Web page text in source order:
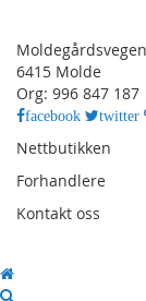
BMW 7-
BMW X1
BMW X1
BMW X2
BMW X3
BMW X3
6415 Molde
Org: 996 847 187
facebook twitter
Nettbutikken
Forhandlere
Kontakt oss